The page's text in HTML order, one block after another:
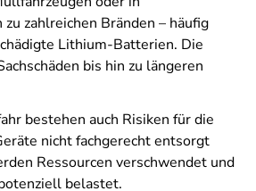
zahlreichen Bränden – häufig
Lithium-Batterien. Die
bis hin zu längeren
bestehen auch Risiken für die
nicht fachgerecht entsorgt
Ressourcen verschwendet und
belastet.